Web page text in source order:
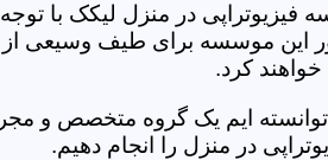
در منزل لیکک با
این موسسه برای طیف وسیعی از
کرد.
ایم یک گروه متخصص و
در منزل را انجام دهیم.